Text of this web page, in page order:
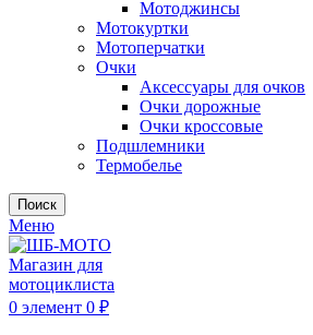
Мотоджинсы
Мотокуртки
Мотоперчатки
Очки
Аксессуары для очков
Очки дорожные
Очки кроссовые
Подшлемники
Термобелье
Поиск
Меню
0 элемент 0 ₽